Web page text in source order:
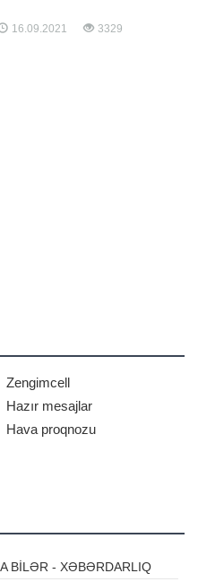
ki, 2019-cu il sentyabrın 14-də
sənət sərgisinin keçirildiyi
16.09.2021 3329
Zengimcell
Hazır mesajlar
Hava proqnozu
BİLƏR - XƏBƏRDARLIQ